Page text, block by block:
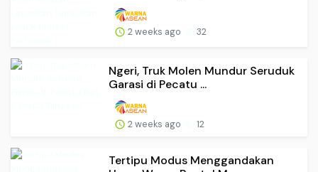
2 weeks ago 32
Ngeri, Truk Molen Mundur Seruduk
Garasi di Pecatu ...
2 weeks ago 12
Tertipu Modus Menggandakan